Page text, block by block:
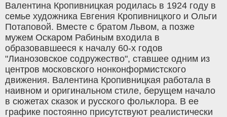
Валентина Кропивницкая родилась в 1924 году в
семье художника Евгения Кропивницкого и Ольги
Потаповой. Вместе с братом Львом, а позже
мужем Оскаром Рабиным входила в
образовавшееся к началу 60-х годов
"Лианозовское содружество", ставшее одним из
центров московского нонконформистского
движения. Валентина Кропивницкая работала в
наивном и оригинальном стиле, берущем начало
в сюжетах сказок и русского фольклора. В ее
графике постоянно присутствуют реалистически